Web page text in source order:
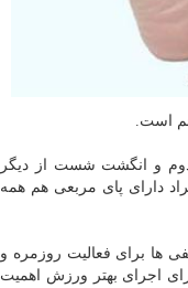
است.
و انگشت شست از دیگر
دارای پای مربعی هم همه
ها برای فعالیت روزمره و
اجرای بهتر ورزش اهمیت